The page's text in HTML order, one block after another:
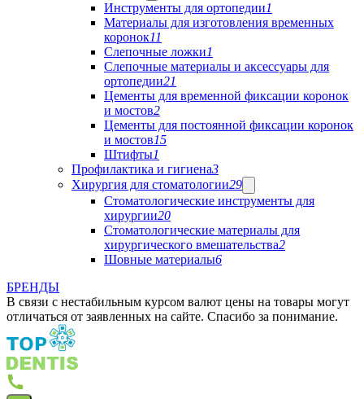
Инструменты для ортопедии1
Материалы для изготовления временных
коронок11
Слепочные ложки1
Слепочные материалы и аксессуары для
ортопедии21
Цементы для временной фиксации коронок
и мостов2
Цементы для постоянной фиксации коронок
и мостов15
Штифты1
Профилактика и гигиена3
Хирургия для стоматологии29
Стоматологические инструменты для
хирургии20
Стоматологические материалы для
хирургического вмешательства2
Шовные материалы6
БРЕНДЫ
В связи с нестабильным курсом валют цены на товары могут
отличаться от заявленных на сайте. Спасибо за понимание.